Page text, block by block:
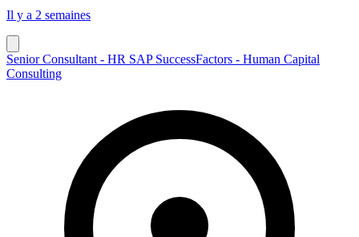
Il y a 2 semaines
Senior Consultant - HR SAP SuccessFactors - Human Capital
Consulting